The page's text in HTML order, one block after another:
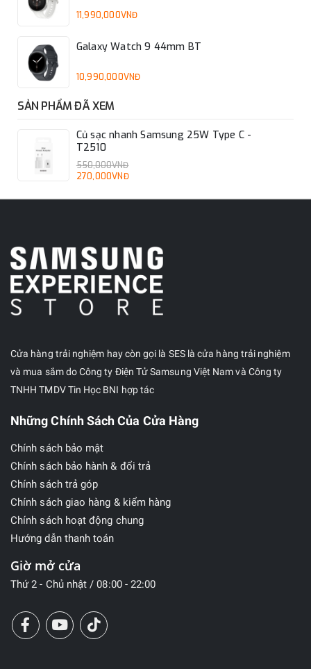
11,990,000VNĐ
Galaxy Watch 9 44mm BT
10,990,000VNĐ
SẢN PHẨM ĐÃ XEM
Củ sạc nhanh Samsung 25W Type C -
T2510
550,000VNĐ
270,000VNĐ
Cửa hàng trải nghiệm hay còn gọi là SES là cửa hàng trải nghiệm
và mua sắm do Công ty Điện Tử Samsung Việt Nam và Công ty
TNHH TMDV Tin Học BNI hợp tác
Những Chính Sách Của Cửa Hàng
Chính sách bảo mật
Chính sách bảo hành & đổi trả
Chính sách trả góp
Chính sách giao hàng & kiểm hàng
Chính sách hoạt động chung
Hướng dẫn thanh toán
Giờ mở cửa
Thứ 2 - Chủ nhật / 08:00 - 22:00